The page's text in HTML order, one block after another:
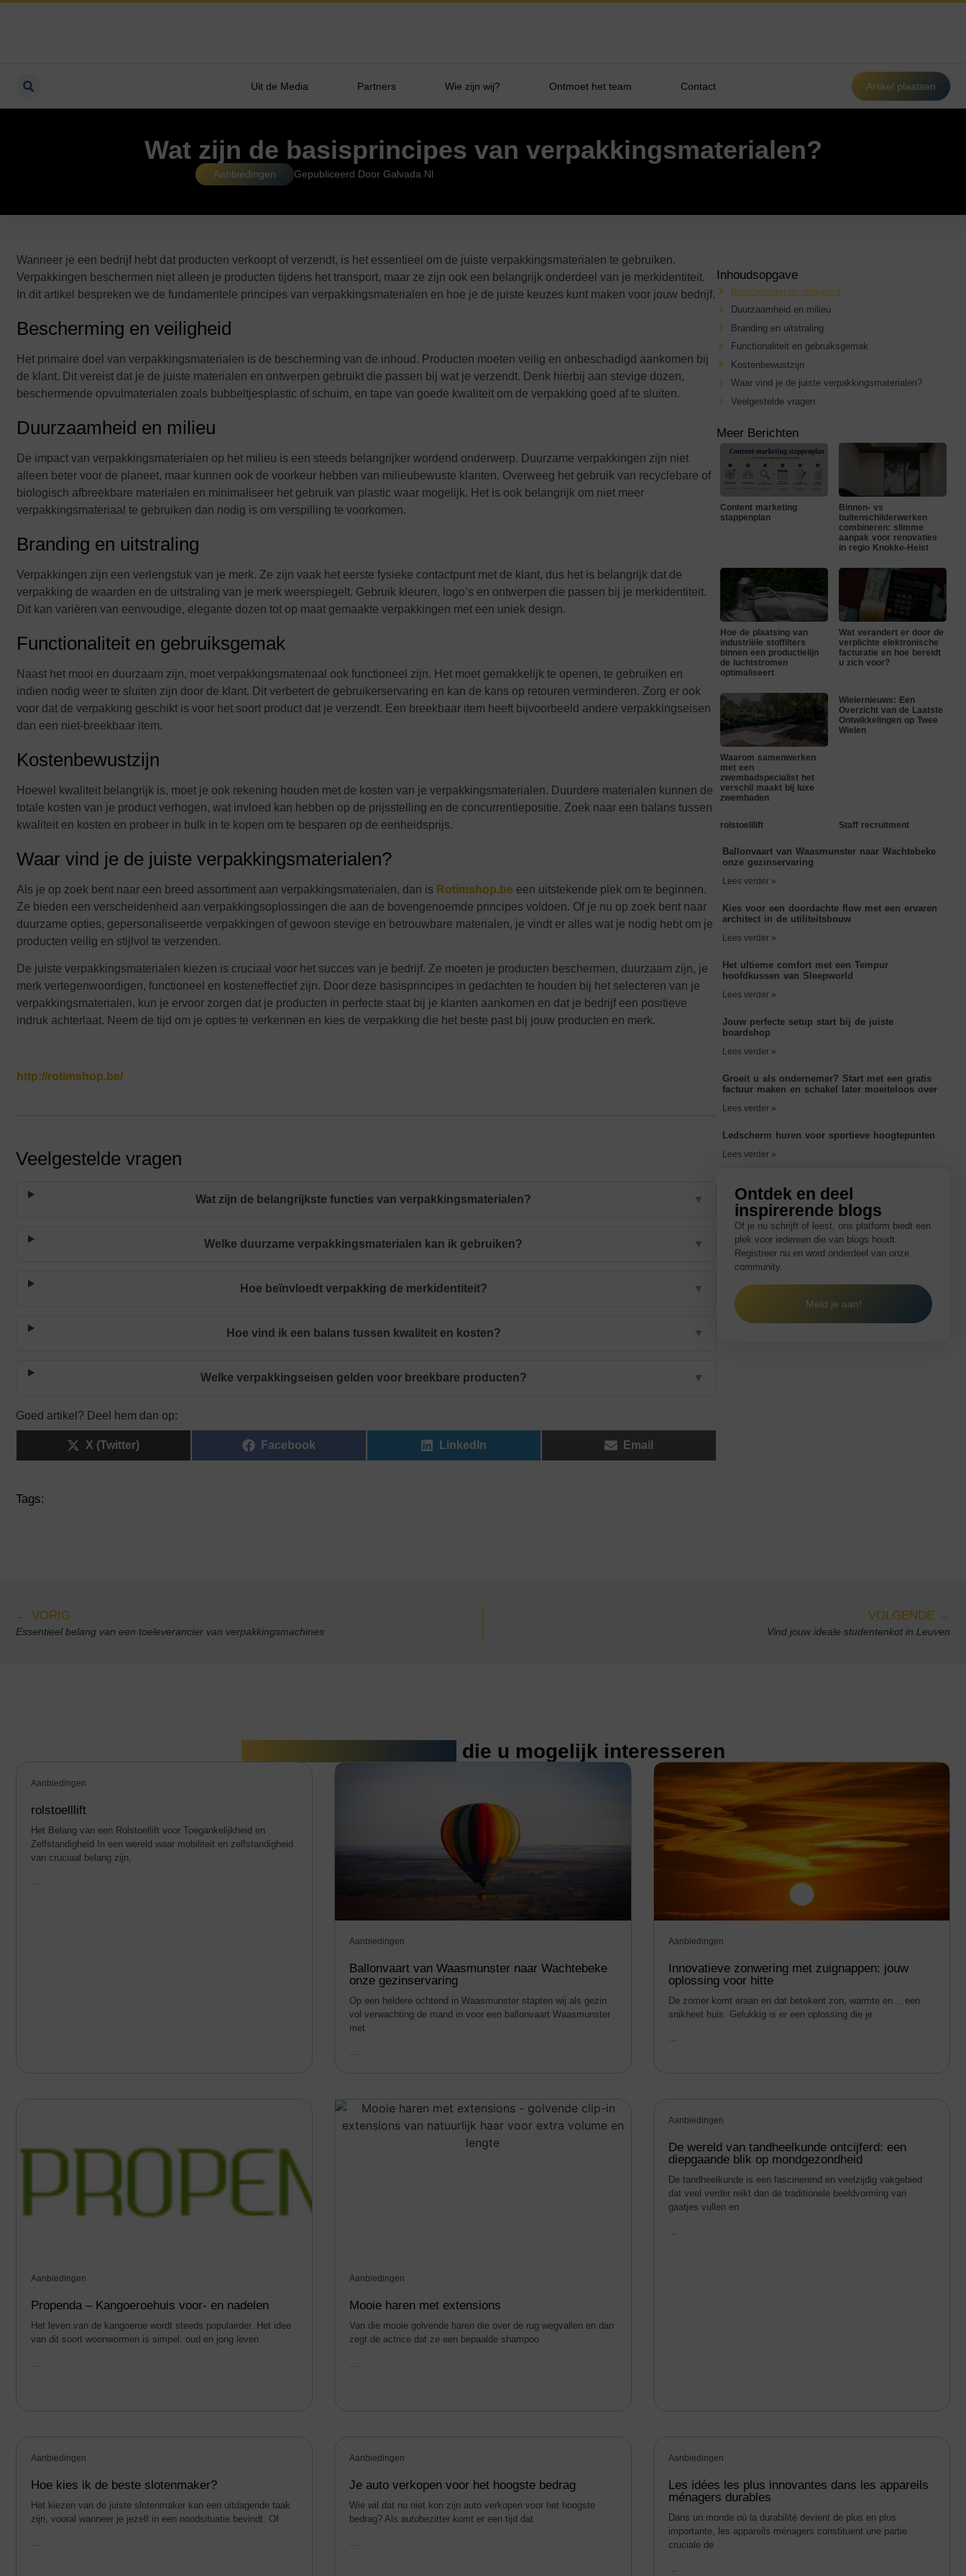
Uit de Media Partners Wie zijn wij? Ontmoet het team Contact Artikel plaatsen
Wat zijn de basisprincipes van verpakkingsmaterialen?
Aanbiedingen Gepubliceerd Door Galvada.nl
Wanneer je een bedrijf hebt dat producten verkoopt of verzendt, is het essentieel om de juiste verpakkingsmaterialen te gebruiken.
Verpakkingen beschermen niet alleen je producten tijdens het transport, maar ze zijn ook een belangrijk onderdeel van je merkidentiteit.
In dit artikel bespreken we de fundamentele principes van verpakkingsmaterialen en hoe je de juiste keuzes kunt maken voor jouw bedrijf.
Bescherming en veiligheid
Het primaire doel van verpakkingsmaterialen is de bescherming van de inhoud. Producten moeten veilig en onbeschadigd aankomen bij
de klant. Dit vereist dat je de juiste materialen en ontwerpen gebruikt die passen bij wat je verzendt. Denk hierbij aan stevige dozen,
beschermende opvulmaterialen zoals bubbeltjesplastic of schuim, en tape van goede kwaliteit om de verpakking goed af te sluiten.
Duurzaamheid en milieu
De impact van verpakkingsmaterialen op het milieu is een steeds belangrijker wordend onderwerp. Duurzame verpakkingen zijn niet
alleen beter voor de planeet, maar kunnen ook de voorkeur hebben van milieubewuste klanten. Overweeg het gebruik van recyclebare of
biologisch afbreekbare materialen en minimaliseer het gebruik van plastic waar mogelijk. Het is ook belangrijk om niet meer
verpakkingsmateriaal te gebruiken dan nodig is om verspilling te voorkomen.
Branding en uitstraling
Verpakkingen zijn een verlengstuk van je merk. Ze zijn vaak het eerste fysieke contactpunt met de klant, dus het is belangrijk dat de
verpakking de waarden en de uitstraling van je merk weerspiegelt. Gebruik kleuren, logo’s en ontwerpen die passen bij je merkidentiteit.
Dit kan variëren van eenvoudige, elegante dozen tot op maat gemaakte verpakkingen met een uniek design.
Functionaliteit en gebruiksgemak
Naast het mooi en duurzaam zijn, moet verpakkingsmateriaal ook functioneel zijn. Het moet gemakkelijk te openen, te gebruiken en
indien nodig weer te sluiten zijn door de klant. Dit verbetert de gebruikerservaring en kan de kans op retouren verminderen. Zorg er ook
voor dat de verpakking geschikt is voor het soort product dat je verzendt. Een breekbaar item heeft bijvoorbeeld andere verpakkingseisen
dan een niet-breekbaar item.
Kostenbewustzijn
Hoewel kwaliteit belangrijk is, moet je ook rekening houden met de kosten van je verpakkingsmaterialen. Duurdere materialen kunnen de
totale kosten van je product verhogen, wat invloed kan hebben op de prijsstelling en de concurrentiepositie. Zoek naar een balans tussen
kwaliteit en kosten en probeer in bulk in te kopen om te besparen op de eenheidsprijs.
Waar vind je de juiste verpakkingsmaterialen?
Als je op zoek bent naar een breed assortiment aan verpakkingsmaterialen, dan is Rotimshop.be een uitstekende plek om te beginnen.
Ze bieden een verscheidenheid aan verpakkingsoplossingen die aan de bovengenoemde principes voldoen. Of je nu op zoek bent naar
duurzame opties, gepersonaliseerde verpakkingen of gewoon stevige en betrouwbare materialen, je vindt er alles wat je nodig hebt om je
producten veilig en stijlvol te verzenden.
De juiste verpakkingsmaterialen kiezen is cruciaal voor het succes van je bedrijf. Ze moeten je producten beschermen, duurzaam zijn, je
merk vertegenwoordigen, functioneel en kosteneffectief zijn. Door deze basisprincipes in gedachten te houden bij het selecteren van je
verpakkingsmaterialen, kun je ervoor zorgen dat je producten in perfecte staat bij je klanten aankomen en dat je bedrijf een positieve
indruk achterlaat. Neem de tijd om je opties te verkennen en kies de verpakking die het beste past bij jouw producten en merk.
http://rotimshop.be/
Veelgestelde vragen
Wat zijn de belangrijkste functies van verpakkingsmaterialen? ▼
Welke duurzame verpakkingsmaterialen kan ik gebruiken? ▼
Hoe beïnvloedt verpakking de merkidentiteit? ▼
Hoe vind ik een balans tussen kwaliteit en kosten? ▼
Welke verpakkingseisen gelden voor breekbare producten? ▼
Goed artikel? Deel hem dan op:
X (Twitter) Facebook LinkedIn Email
Tags:
Inhoudsopgave
Bescherming en veiligheid
Duurzaamheid en milieu
Branding en uitstraling
Functionaliteit en gebruiksgemak
Kostenbewustzijn
Waar vind je de juiste verpakkingsmaterialen?
Veelgestelde vragen
Meer Berichten
Content marketing
stappenplan
Binnen- vs
buitenschilderwerken
combineren: slimme
aanpak voor renovaties
in regio Knokke-Heist
Hoe de plaatsing van
industriële stoffilters
binnen een productielijn
de luchtstromen
optimaliseert
Wat verandert er door de
verplichte elektronische
facturatie en hoe bereidt
u zich voor?
Waarom samenwerken
met een
zwembadspecialist het
verschil maakt bij luxe
zwembaden
Wielernieuws: Een
Overzicht van de Laatste
Ontwikkelingen op Twee
Wielen
rolstoelllift Staff recruitment
Ballonvaart van Waasmunster naar Wachtebeke
onze gezinservaring
Lees verder »
Kies voor een doordachte flow met een ervaren
architect in de utiliteitsbouw
Lees verder »
Het ultieme comfort met een Tempur
hoofdkussen van Sleepworld
Lees verder »
Jouw perfecte setup start bij de juiste
boardshop
Lees verder »
Groeit u als ondernemer? Start met een gratis
factuur maken en schakel later moeiteloos over
Lees verder »
Ledscherm huren voor sportieve hoogtepunten
Lees verder »
Ontdek en deel
inspirerende blogs
Of je nu schrijft of leest, ons platform biedt een
plek voor iedereen die van blogs houdt.
Registreer nu en word onderdeel van onze
community.
Meld je aan!
← VORIG
Essentieel belang van een toeleverancier van verpakkingsmachines
VOLGENDE →
Vind jouw ideale studentenkot in Leuven
die u mogelijk interesseren
Aanbiedingen
rolstoelllift
Het Belang van een Rolstoellift voor Toegankelijkheid en
Zelfstandigheid In een wereld waar mobiliteit en zelfstandigheid
van cruciaal belang zijn,
...
Aanbiedingen
Ballonvaart van Waasmunster naar Wachtebeke
onze gezinservaring
Op een heldere ochtend in Waasmunster stapten wij als gezin
vol verwachting de mand in voor een ballonvaart Waasmunster
met
...
Aanbiedingen
Innovatieve zonwering met zuignappen: jouw
oplossing voor hitte
De zomer komt eraan en dat betekent zon, warmte en… een
snikheet huis. Gelukkig is er een oplossing die je
...
Aanbiedingen
Propenda – Kangoeroehuis voor- en nadelen
Het leven van de kangoeroe wordt steeds populairder. Het idee
van dit soort woonwormen is simpel: oud en jong leven
Aanbiedingen
Mooie haren met extensions
Van die mooie golvende haren die over de rug wegvallen en dan
zegt de actrice dat ze een bepaalde shampoo
Aanbiedingen
De wereld van tandheelkunde ontcijferd: een
diepgaande blik op mondgezondheid
De tandheelkunde is een fascinerend en veelzijdig vakgebied
dat veel verder reikt dan de traditionele beeldvorming van
gaatjes vullen en
Aanbiedingen
Hoe kies ik de beste slotenmaker?
Het kiezen van de juiste slotenmaker kan een uitdagende taak
zijn, vooral wanneer je jezelf in een noodsituatie bevindt. Of
Aanbiedingen
Je auto verkopen voor het hoogste bedrag
Wie wil dat nu niet kon zijn auto verkopen voor het hoogste
bedrag? Als autobezitter komt er een tijd dat
Aanbiedingen
Les idées les plus innovantes dans les appareils
ménagers durables
Dans un monde où la durabilité devient de plus en plus
importante, les appareils ménagers constituent une partie
cruciale de